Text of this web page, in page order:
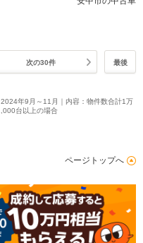
次の30件 最後
年9月～11月｜内容：物件数合計1万
台以上の場合
ページトップへ